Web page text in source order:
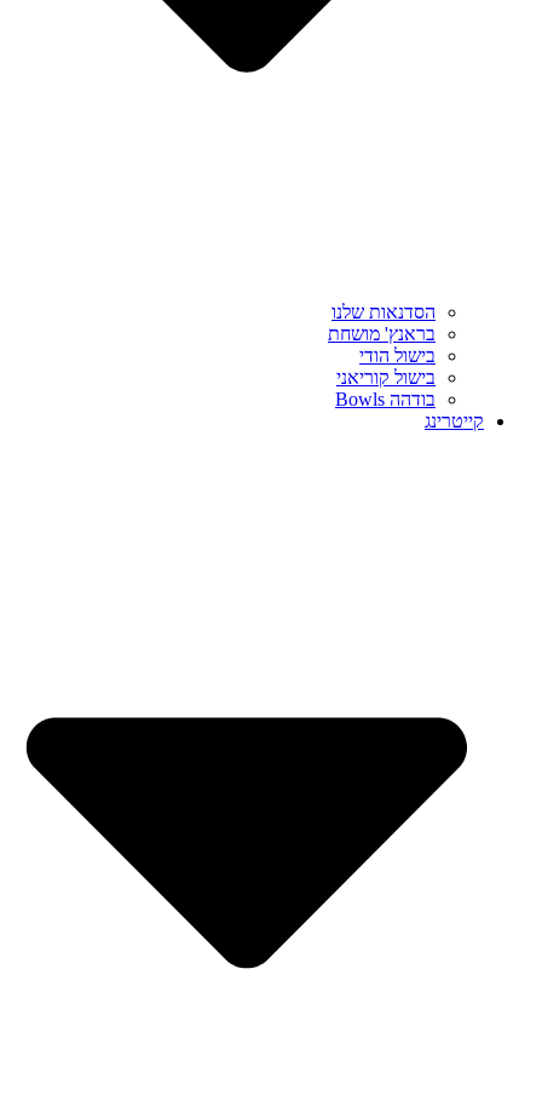
הסדנאות שלנו
בראנץ' מושחת
בישול הודי
בישול קוריאני
בודהה Bowls
קייטרינג